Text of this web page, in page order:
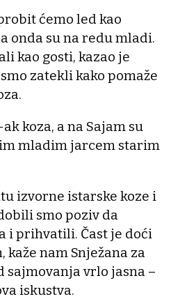
ćemo led kao
onda su na redu mladi.
kao gosti, kazao je
zatekli kako pomaže
koza, a na Sajam su
mladim jarcem starim
izvorne istarske koze i
smo poziv da
i prihvatili. Čast je doći
kaže nam Snježana za
sajmovanja vrlo jasna –
iskustva.